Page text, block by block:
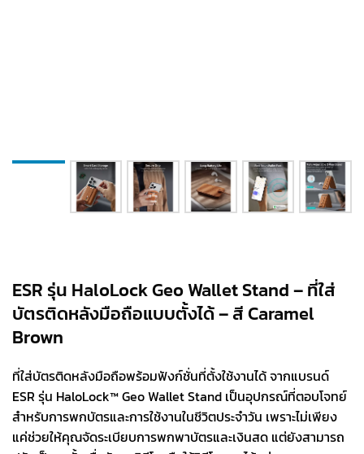
ESR รุ่น HaloLock Geo Wallet Stand – ที่ใส่
บัตรติดหลังมือถือแบบตั้งได้ – สี Caramel
Brown
ที่ใส่บัตรติดหลังมือถือพร้อมฟังก์ชั่นที่ตั้งใช้งานได้ จากแบรนด์
ESR รุ่น HaloLock™ Geo Wallet Stand เป็นอุปกรณ์ที่ตอบโจทย์
สำหรับการพกบัตรและการใช้งานในชีวิตประจำวัน เพราะไม่เพียง
แค่ช่วยให้คุณจัดระเบียบการพกพาบัตรและเงินสด แต่ยังสามารถ